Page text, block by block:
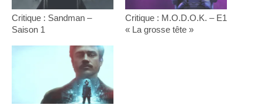
Critique : Sandman –
Saison 1
Critique : M.O.D.O.K. – E1
« La grosse tête »